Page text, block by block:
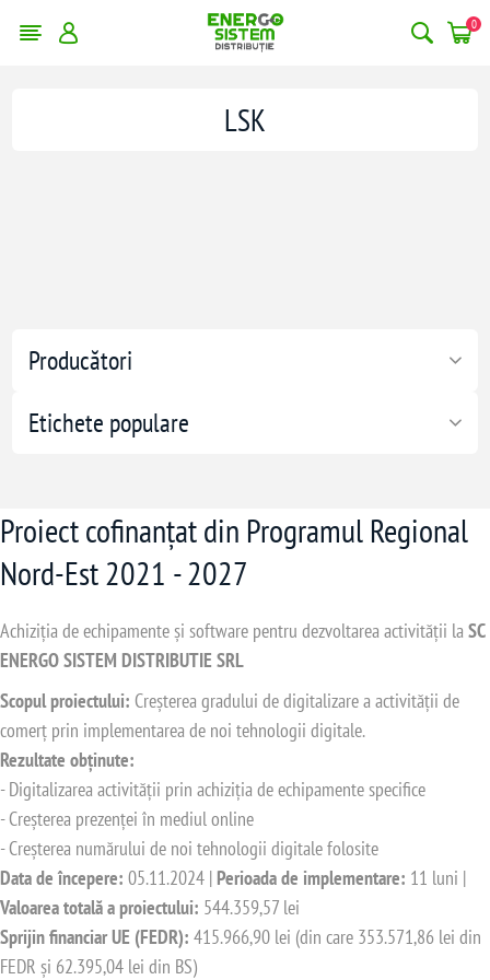
0
Producători
Etichete populare
LSK
Proiect cofinanțat din Programul Regional
Nord-Est 2021 - 2027
Achiziția de echipamente și software pentru dezvoltarea activității laSC
ENERGO SISTEM DISTRIBUTIE SRL
Scopul proiectului: Creșterea gradului de digitalizare a activității de
comerț prin implementarea de noi tehnologii digitale.
Rezultate obținute:
- Digitalizarea activității prin achiziția de echipamente specifice
- Creșterea prezenței în mediul online
- Creșterea numărului de noi tehnologii digitale folosite
Data de începere: 05.11.2024 | Perioada de implementare: 11 luni |
Valoarea totală a proiectului: 544.359,57 lei
Sprijin financiar UE (FEDR): 415.966,90 lei (din care 353.571,86 lei din
FEDR și 62.395,04 lei din BS)